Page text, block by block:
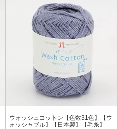
ウォッシュコットン【色数31色】【ウ
ォッシャブル】【日本製】【毛糸】